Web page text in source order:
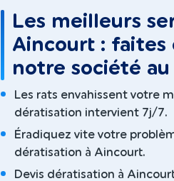
Les meilleurs
Aincourt : faites
notre société au
Les rats envahissent votre
dératisation intervient 7j/7.
Éradiquez vite votre
dératisation à Aincourt.
Devis dératisation à